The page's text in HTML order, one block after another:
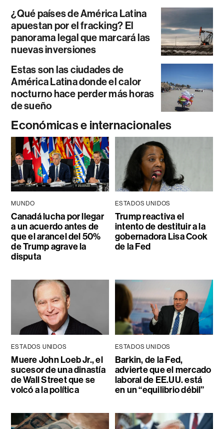
¿Qué países de América Latina
apuestan por el fracking? El
panorama legal que marcará las
nuevas inversiones
Estas son las ciudades de
América Latina donde el calor
nocturno hace perder más horas
de sueño
Económicas e internacionales
MUNDO
Canadá lucha por llegar
a un acuerdo antes de
que el arancel del 50%
de Trump agrave la
disputa
ESTADOS UNIDOS
Trump reactiva el
intento de destituir a la
gobernadora Lisa Cook
de la Fed
ESTADOS UNIDOS
Muere John Loeb Jr., el
sucesor de una dinastía
de Wall Street que se
volcó a la política
ESTADOS UNIDOS
Barkin, de la Fed,
advierte que el mercado
laboral de EE.UU. está
en un “equilibrio débil”